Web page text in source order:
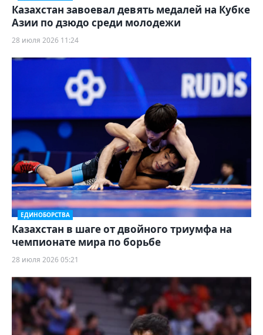
Казахстан завоевал девять медалей на Кубке
Азии по дзюдо среди молодежи
28 июля 2026 11:24
ЕДИНОБОРСТВА
Казахстан в шаге от двойного триумфа на
чемпионате мира по борьбе
28 июля 2026 05:21